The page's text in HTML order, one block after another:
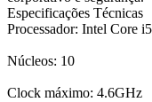
Especificações Técnicas
Processador: Intel Core
Núcleos: 10
Clock máximo: 4.6GHz